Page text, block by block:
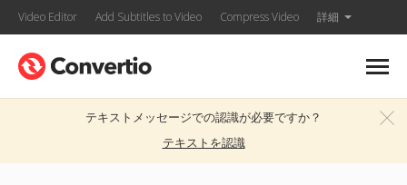
Video Editor Add Subtitles to Video Compress Video 詳細
テキストメッセージでの認識が必要ですか？
テキストを認識